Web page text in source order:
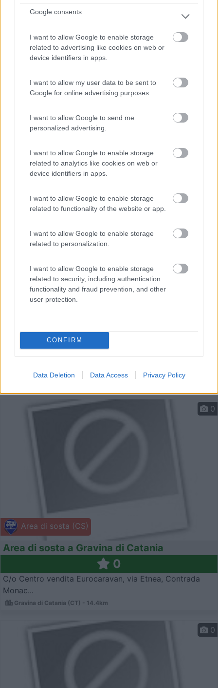
Google consents
I want to allow Google to enable storage
related to advertising like cookies on web or
device identifiers in apps.
I want to allow my user data to be sent to
Google for online advertising purposes.
I want to allow Google to send me
personalized advertising.
I want to allow Google to enable storage
related to analytics like cookies on web or
device identifiers in apps.
I want to allow Google to enable storage
related to functionality of the website or app.
I want to allow Google to enable storage
related to personalization.
I want to allow Google to enable storage
related to security, including authentication
functionality and fraud prevention, and other
user protection.
CONFIRM
Data Deletion Data Access Privacy Policy
Area di sosta (PS)
Parcheggio BRT
9,3 6
asfalto...
Catania (CT) - 14.1km
Area di sosta (CS)
0
Area di sosta a Gravina di Catania
0
C/o Centro vendita Eurocaravan, via Etnea, Contrada
Monac...
Gravina di Catania (CT) - 14.4km
0